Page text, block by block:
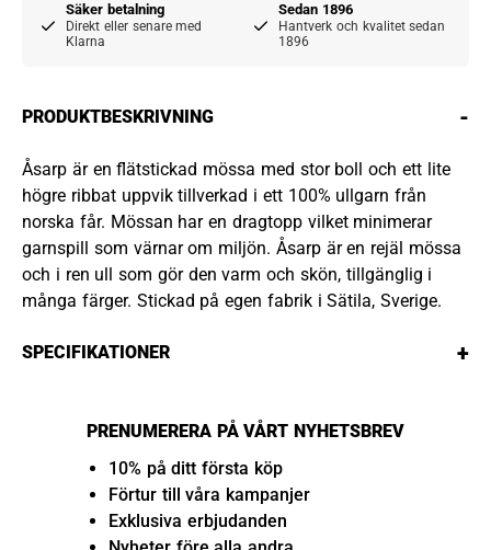
Säker betalning
Direkt eller senare med
Klarna
Sedan 1896
Hantverk och kvalitet sedan
1896
PRODUKTBESKRIVNING -
Åsarp är en flätstickad mössa med stor boll och ett lite
högre ribbat uppvik tillverkad i ett 100% ullgarn från
norska får. Mössan har en dragtopp vilket minimerar
garnspill som värnar om miljön. Åsarp är en rejäl mössa
och i ren ull som gör den varm och skön, tillgänglig i
många färger. Stickad på egen fabrik i Sätila, Sverige.
SPECIFIKATIONER +
PRENUMERERA PÅ VÅRT NYHETSBREV
10% på ditt första köp
Förtur till våra kampanjer
Exklusiva erbjudanden